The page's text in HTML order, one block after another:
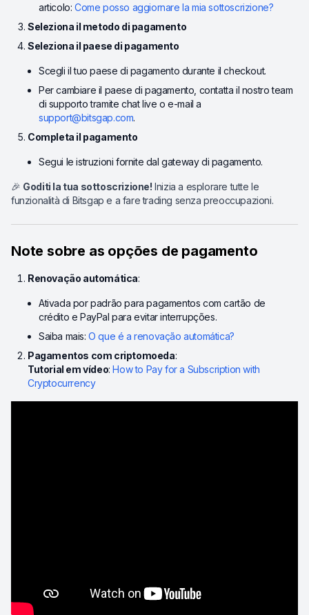
articolo: Come posso aggiornare la mia sottoscrizione?
Seleziona il metodo di pagamento
Seleziona il paese di pagamento
Scegli il tuo paese di pagamento durante il checkout.
Per cambiare il paese di pagamento, contatta il nostro team
di supporto tramite chat live o e-mail a
support@bitsgap.com.
Completa il pagamento
Segui le istruzioni fornite dal gateway di pagamento.
🎉 Goditi la tua sottoscrizione! Inizia a esplorare tutte le
funzionalità di Bitsgap e a fare trading senza preoccupazioni.
Note sobre as opções de pagamento
Renovação automática:
Ativada por padrão para pagamentos com cartão de
crédito e PayPal para evitar interrupções.
Saiba mais:O que é a renovação automática?
Pagamentos com criptomoeda:
Tutorial em vídeo:How to Pay for a Subscription with
Cryptocurrency